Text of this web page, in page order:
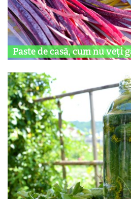
Paste de casă, cum nu veţi